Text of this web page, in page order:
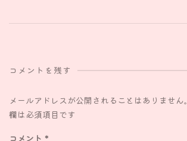
コメントを残す
メールアドレスが公開されることはありません。
欄は必須項目です
コメント *